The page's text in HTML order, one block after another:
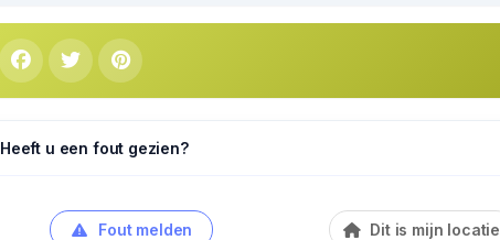
Heeft u een fout gezien?
Fout melden Dit is mijn locatie